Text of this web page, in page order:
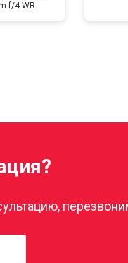
f/4 WR